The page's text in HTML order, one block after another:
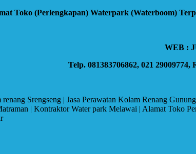
Toko (Perlengkapan) Waterpark (Waterboom)
WEB :
Telp. 081383706862, 021
Srengseng | Jasa Perawatan Kolam Renang
| Kontraktor Water park Melawai | Alamat Toko